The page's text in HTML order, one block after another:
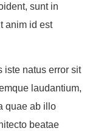
sunt in
anim id est
iste natus error sit
laudantium,
quae ab illo
beatae